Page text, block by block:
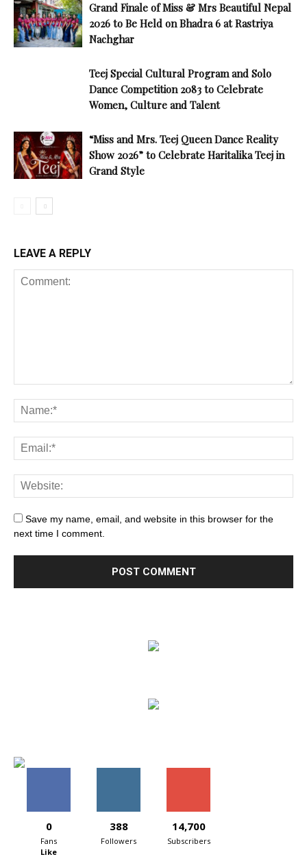
Grand Finale of Miss & Mrs Beautiful Nepal
2026 to Be Held on Bhadra 6 at Rastriya
Nachghar
Teej Special Cultural Program and Solo
Dance Competition 2083 to Celebrate
Women, Culture and Talent
“Miss and Mrs. Teej Queen Dance Reality
Show 2026” to Celebrate Haritalika Teej in
Grand Style
LEAVE A REPLY
Save my name, email, and website in this browser for the
next time I comment.
0
Fans
Like
388
Followers
14,700
Subscribers